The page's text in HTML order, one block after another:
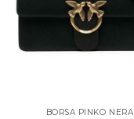
BORSA PINKO NERA